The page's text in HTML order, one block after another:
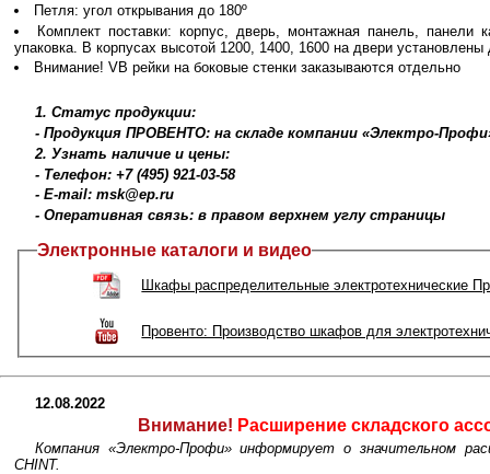
Петля: угол открывания до 180º
Комплект поставки: корпус, дверь, монтажная панель, панели
упаковка. В корпусах высотой 1200, 1400, 1600 на двери установлены
Внимание! VB рейки на боковые стенки заказываются отдельно
1. Статус продукции:
- Продукция ПРОВЕНТО: на складе компании «Электро-
2. Узнать наличие и цены:
- Телефон: +7 (495) 921-03-58
- E-mail: msk@ep.ru
- Оперативная связь: в правом верхнем углу страницы
Электронные каталоги и видео
Шкафы распределительные электротехнические
Провенто: Производство шкафов для
12.08.2022
Внимание! Расширение складского
Компания «Электро-Профи» информирует о значительном
CHINT.